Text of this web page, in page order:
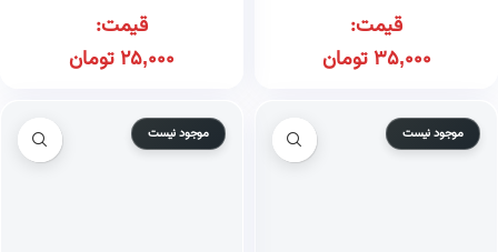
قیمت:
35,000تومان
قیمت:
25,000تومان
موجود نیست موجود نیست